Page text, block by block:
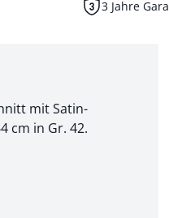
3 Jahre
mit Satin-
cm in Gr. 42.